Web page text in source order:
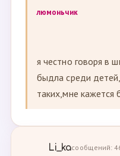
люмоньчик
я честно говоря в
быдла среди
таких,мне кажется
Li_kaсообщений: